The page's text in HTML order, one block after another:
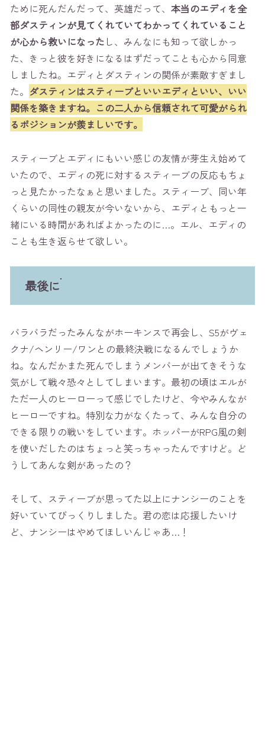
ために死んだんだって、英雄だって、 本当のエディを全
部ダスティンが見てくれていてわかってくれていること
が心から救いになった し、みんなにも知って欲しかっ
た、きっと彼を好きになるはずだってことも心から同意
しましたね。エディとダスティンの関係が素敵すぎまし
た。 ダスティンはスティーブといいエディといい、いい
関係を築きますね。この二人から信頼されて可愛がられ
るポジションが羨ましいです。
スティーブとエディにもいい感じの友情が芽生え始めて
いたので、エディの死に対するスティーブの反応もちょ
っと見たかったなぁと思いました。スティーブ、同い年
くらいの同性の親友が今いないから、エディともっと一
緒にいる時間があればよかったのに…。エル、エディの
ことも生き返らせて欲しい。
最後に
バラバラだったみんながホーキンスで再会し、S5がヴェ
クナ/ヘンリー/ワンとの最終決戦になるんでしょうか
ね。なんだかまた死んでしまうメンバーが出てきそうな
気がして戦々恐々としてしまいます。最初の頃はエルが
ただ一人のヒーローって感じでしたけど、今やみんなが
ヒーローですね。特別な力がなくたって、みんな自分の
できる限りの戦いをしています。ホッパーがRPG風の剣
を使いだしたのはちょっと笑っちゃったんですけど。ど
うしてあんな剣があったの？
そして、スティーブが思ってた以上にナンシーのことを
好いていてびっくりしました。君の恋は応援したいけ
ど、ナンシーはやめてほしいんじゃあ…！